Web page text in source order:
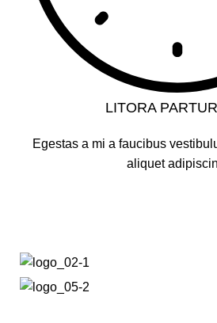
LITORA
Egestas a mi a faucibus
aliquet